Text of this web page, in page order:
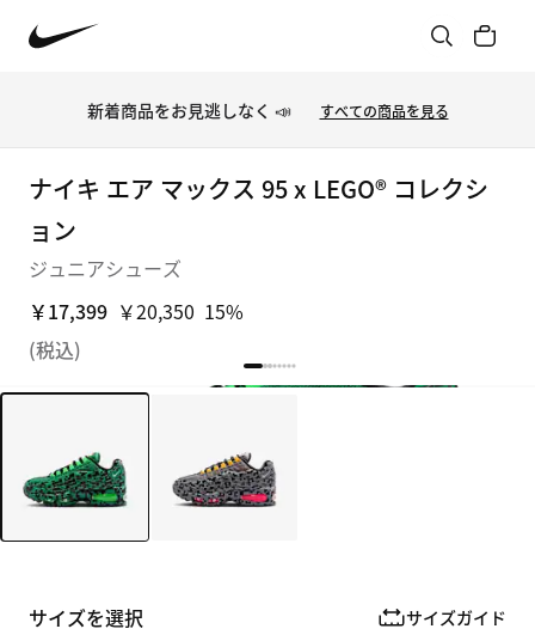
新着商品をお見逃しなく 📣 すべての商品を見る
ナイキ エア マックス 95 x LEGO® コレクシ
ョン
ジュニアシューズ
￥17,399 ￥20,350 15%
(税込)
サイズを選択 サイズガイド